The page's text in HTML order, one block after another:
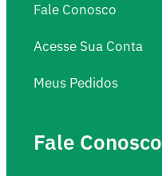
Fale Conosco
Acesse Sua Conta
Meus Pedidos
Fale Conosco